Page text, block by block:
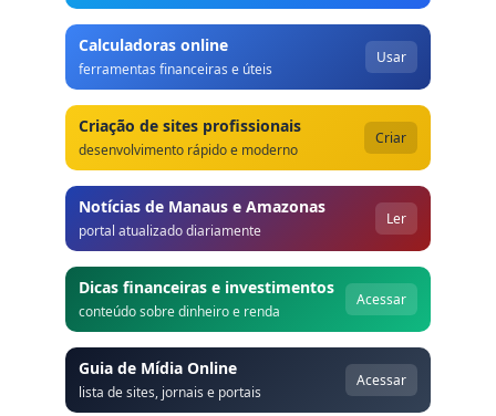
Calculadoras online
ferramentas financeiras e úteis
Usar
Criação de sites profissionais
desenvolvimento rápido e moderno
Criar
Notícias de Manaus e Amazonas
portal atualizado diariamente
Ler
Dicas financeiras e investimentos
conteúdo sobre dinheiro e renda
Acessar
Guia de Mídia Online
lista de sites, jornais e portais
Acessar